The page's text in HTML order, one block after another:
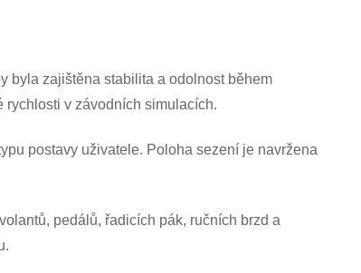
byla zajištěna stabilita a odolnost během
rychlosti v závodních simulacích.
postavy uživatele. Poloha sezení je navržena
pedálů, řadicích pák, ručních brzd a